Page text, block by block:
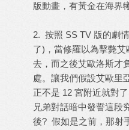
版動畫，有黃金在海界
2. 按照 SS TV 版的劇
了)，當修羅以為擊斃
去，而之後艾歐洛斯才
處。讓我們假設艾歐里
正不是 12 宮附近就對
兄弟對話暗中發誓這段
後? 假如是之前，那射